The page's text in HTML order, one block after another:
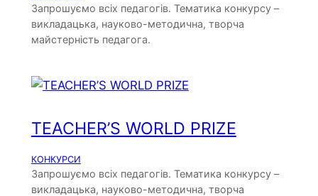
Запрошуємо всіх педагогів. Тематика конкурсу –
викладацька, науково-методична, творча
майстерність педагога.
TEACHER’S WORLD PRIZE
КОНКУРСИ
Запрошуємо всіх педагогів. Тематика конкурсу –
викладацька, науково-методична, творча